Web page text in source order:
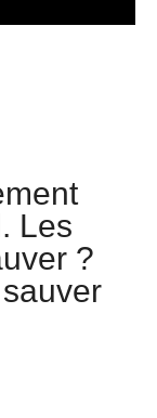
Les
?